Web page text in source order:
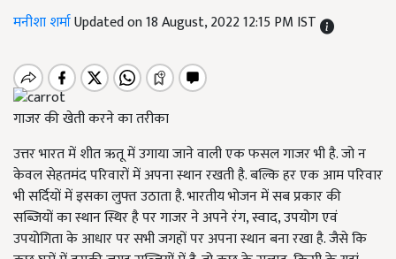
मनीशा शर्माUpdated on 18 August, 2022 12:15 PM IST
गाजर की खेती करने का तरीका
उत्तर भारत में शीत ऋतू में उगाया जाने वाली एक फसल गाजर भी है. जो न
केवल सेहतमंद परिवारों में अपना स्थान रखती है. बल्कि हर एक आम परिवार
भी सर्दियों में इसका लुफ्त उठाता है. भारतीय भोजन में सब प्रकार की
सब्ज़ियों का स्थान स्थिर है पर गाजर ने अपने रंग, स्वाद, उपयोग एवं
उपयोगिता के आधार पर सभी जगहों पर अपना स्थान बना रखा है. जैसे कि